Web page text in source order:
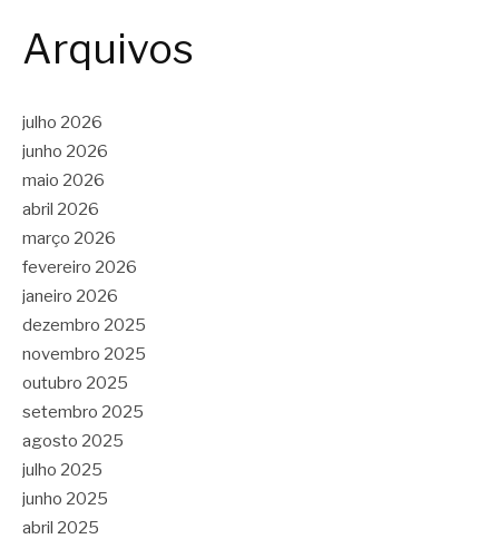
Arquivos
julho 2026
junho 2026
maio 2026
abril 2026
março 2026
fevereiro 2026
janeiro 2026
dezembro 2025
novembro 2025
outubro 2025
setembro 2025
agosto 2025
julho 2025
junho 2025
abril 2025